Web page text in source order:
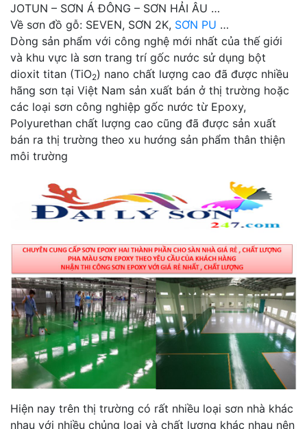
JOTUN – SƠN Á ĐÔNG – SƠN HẢI ÂU …
Về sơn đồ gỗ: SEVEN, SƠN 2K, SƠN PU …
Dòng sản phẩm với công nghệ mới nhất của thế giới
và khu vực là sơn trang trí gốc nước sử dụng bột
dioxit titan (TiO2) nano chất lượng cao đã được nhiều
hãng sơn tại Việt Nam sản xuất bán ở thị trường hoặc
các loại sơn công nghiệp gốc nước từ Epoxy,
Polyurethan chất lượng cao cũng đã được sản xuất
bán ra thị trường theo xu hướng sản phẩm thân thiện
môi trường
Hiện nay trên thị trường có rất nhiều loại sơn nhà khác
nhau với nhiều chủng loại và chất lượng khác nhau nên